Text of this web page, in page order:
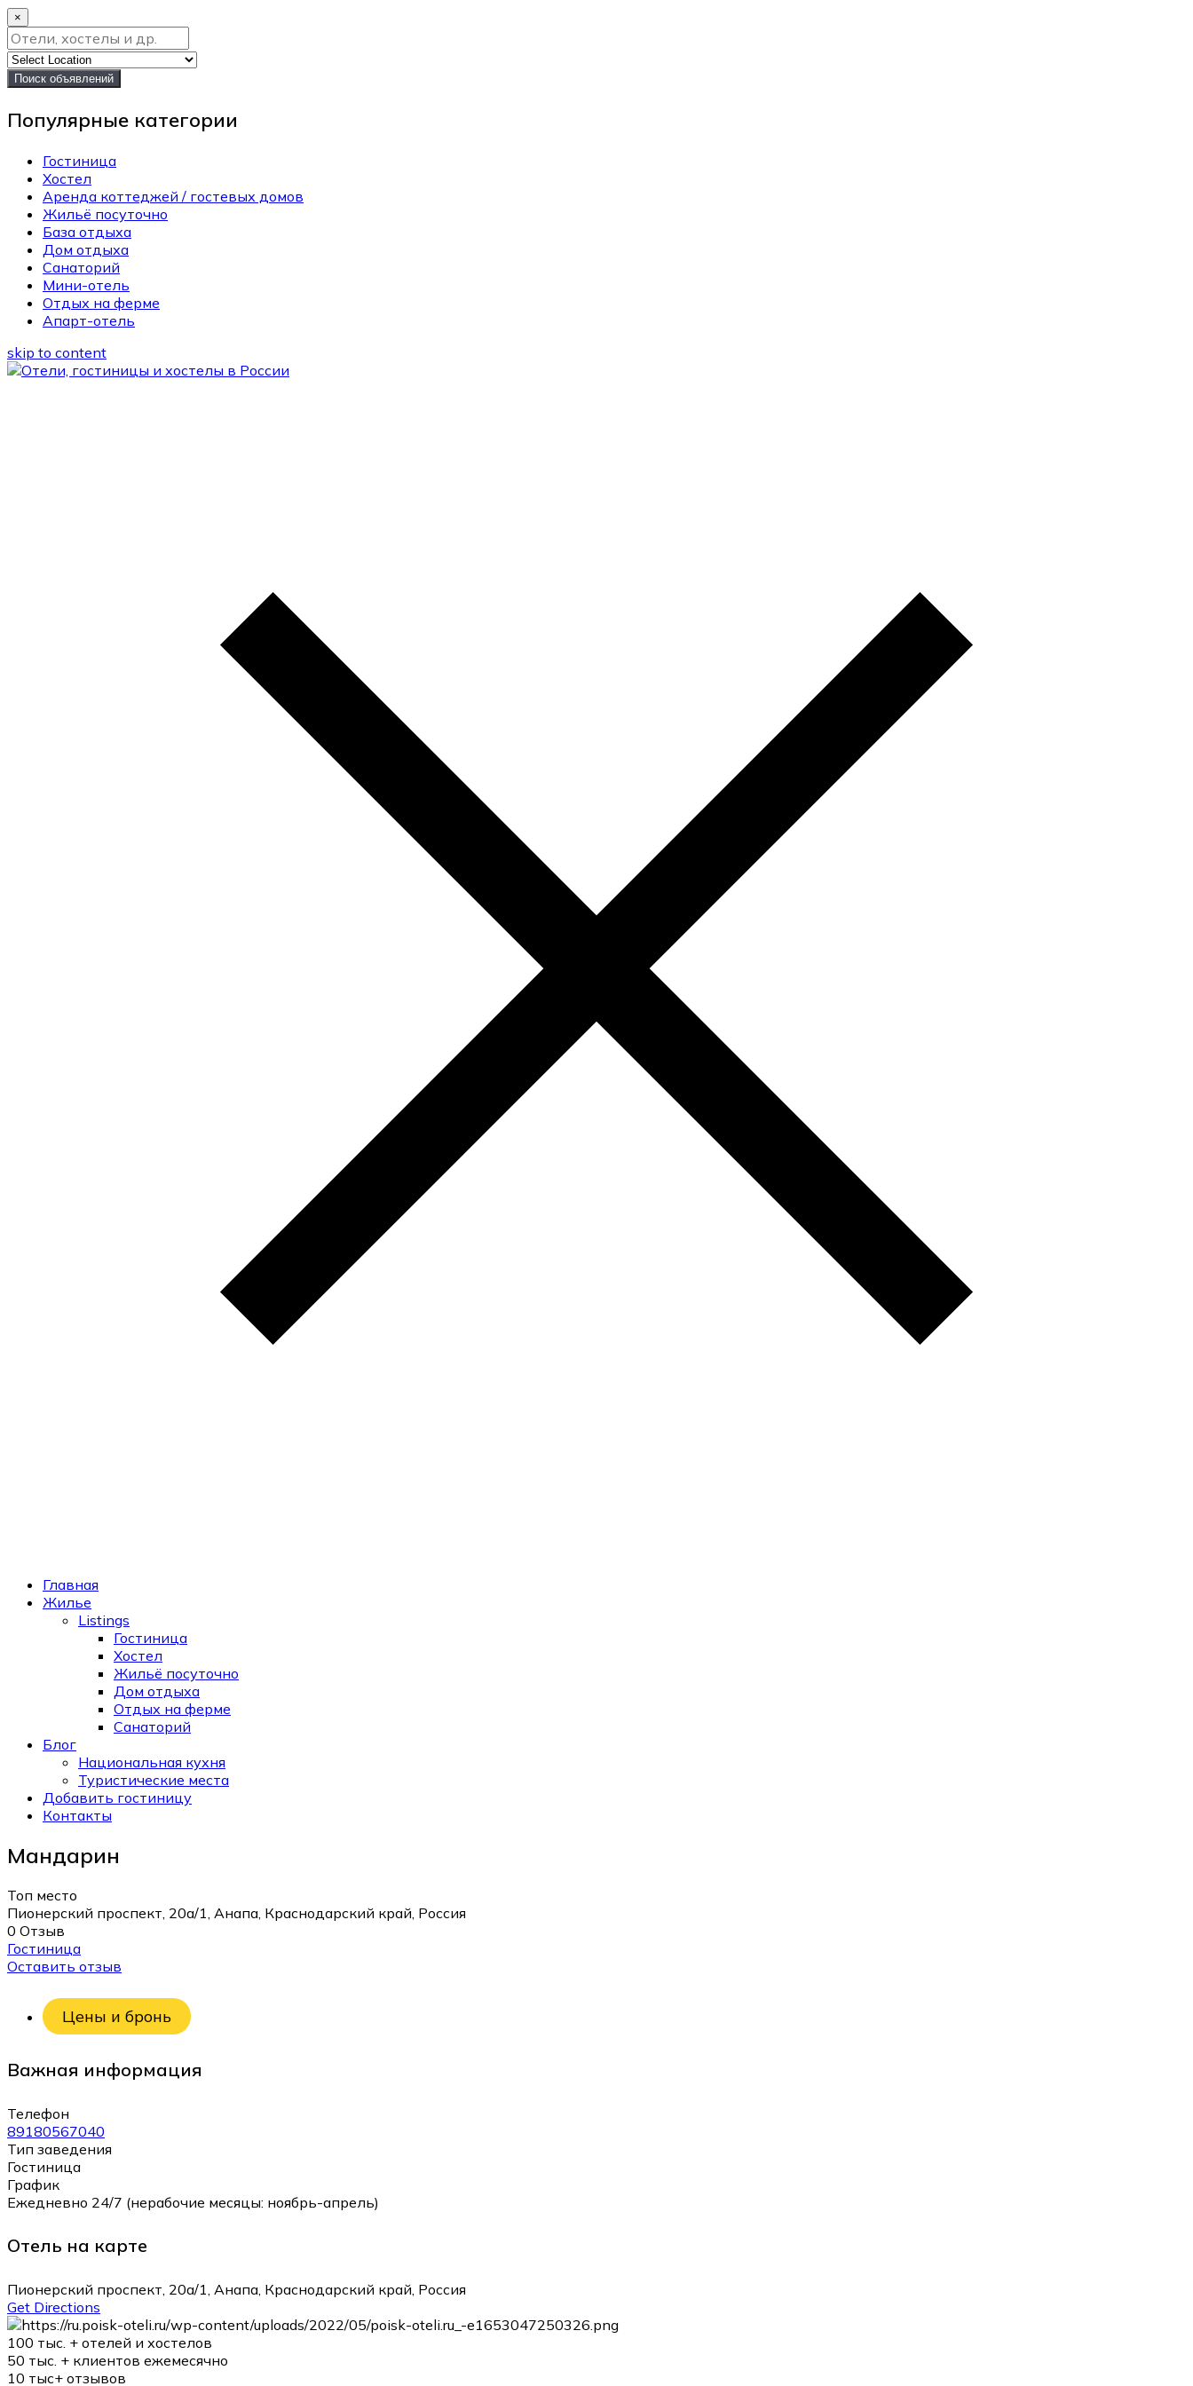
×
Поиск объявлений
Популярные категории
Гостиница
Хостел
Аренда коттеджей / гостевых домов
Жильё посуточно
База отдыха
Дом отдыха
Санаторий
Мини-отель
Отдых на ферме
Апарт-отель
skip to content
Главная
Жилье
Listings
Гостиница
Хостел
Жильё посуточно
Дом отдыха
Отдых на ферме
Санаторий
Блог
Национальная кухня
Туристические места
Добавить гостиницу
Контакты
Мандарин
Топ место
Пионерский проспект, 20а/1, Анапа, Краснодарский край, Россия
0 Отзыв
Гостиница
Оставить отзыв
Цены и бронь
Важная информация
Телефон
89180567040
Тип заведения
Гостиница
График
Ежедневно 24/7 (нерабочие месяцы: ноябрь-апрель)
Отель на карте
Пионерский проспект, 20а/1, Анапа, Краснодарский край, Россия
Get Directions
100 тыс. + отелей и хостелов
50 тыс. + клиентов ежемесячно
10 тыс+ отзывов